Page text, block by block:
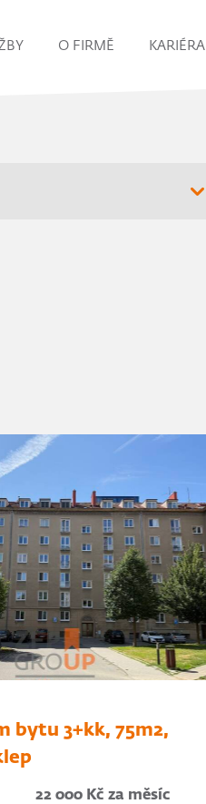
O FIRMĚ KARIÉRA
bytu 3+kk, 75m2,
22 000 Kč za měsíc